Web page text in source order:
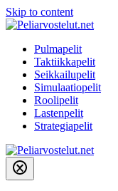
Skip to content
Pulmapelit
Taktiikkapelit
Seikkailupelit
Simulaatiopelit
Roolipelit
Lastenpelit
Strategiapelit